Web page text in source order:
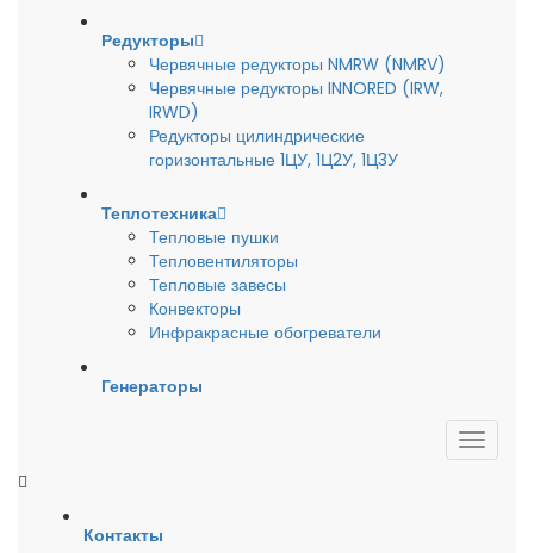
Редукторы
Червячные редукторы NMRW (NMRV)
Червячные редукторы INNORED (IRW,
IRWD)
Редукторы цилиндрические
горизонтальные 1ЦУ, 1Ц2У, 1Ц3У
Теплотехника
Тепловые пушки
Тепловентиляторы
Тепловые завесы
Конвекторы
Инфракрасные обогреватели
Генераторы
Контакты